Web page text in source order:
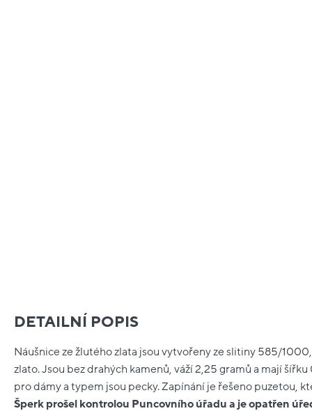
DETAILNÍ POPIS
Náušnice ze žlutého zlata jsou vytvořeny ze slitiny 585/
zlato. Jsou bez drahých kamenů, váží 2,25 gramů a mají
pro dámy a typem jsou pecky. Zapínání je řešeno puzetou,
Šperk prošel kontrolou Puncovního úřadu a je opatřen